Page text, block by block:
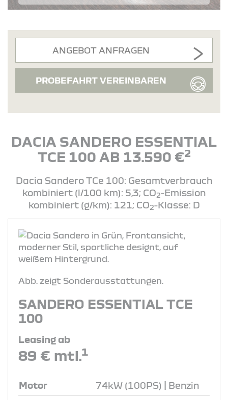
ANGEBOT ANFRAGEN
PROBEFAHRT VEREINBAREN
DACIA SANDERO ESSENTIAL
TCE 100 AB 13.590 €2
Dacia Sandero TCe 100: Gesamtverbrauch
kombiniert (l/100 km): 5,3; CO2-Emission
kombiniert (g/km): 121; CO2-Klasse: D
Abb. zeigt Sonderausstattungen.
SANDERO ESSENTIAL TCE
100
Leasing ab
89 € mtl.1
Motor 74kW (100PS) | Benzin